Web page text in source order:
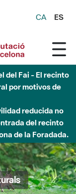
CA ES
del Fai - El recinto
por motivos de
reducida no
del recinto
de la Foradada.